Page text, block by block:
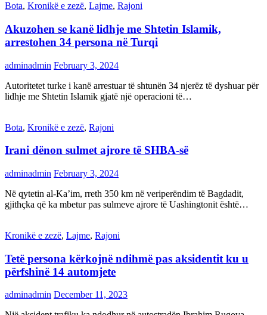
Bota, Kronikë e zezë, Lajme, Rajoni
Akuzohen se kanë lidhje me Shtetin Islamik,
arrestohen 34 persona në Turqi
adminadmin February 3, 2024
Autoritetet turke i kanë arrestuar të shtunën 34 njerëz të dyshuar për
lidhje me Shtetin Islamik gjatë një operacioni të…
Bota, Kronikë e zezë, Rajoni
Irani dënon sulmet ajrore të SHBA-së
adminadmin February 3, 2024
Në qytetin al-Ka’im, rreth 350 km në veriperëndim të Bagdadit,
gjithçka që ka mbetur pas sulmeve ajrore të Uashingtonit është…
Kronikë e zezë, Lajme, Rajoni
Tetë persona kërkojnë ndihmë pas aksidentit ku u
përfshinë 14 automjete
adminadmin December 11, 2023